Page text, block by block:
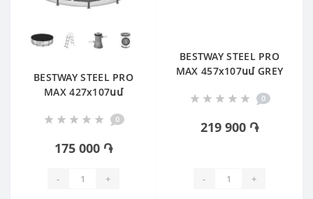
BESTWAY STEEL PRO
MAX 427х107սմ
0
175 000 ֏
- +
BESTWAY STEEL PRO
MAX 457х107սմ GREY
0
219 900 ֏
- +